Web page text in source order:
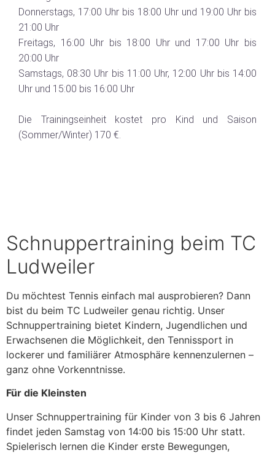
Donnerstags, 17:00 Uhr bis 18:00 Uhr und 19:00 Uhr bis
21:00 Uhr
Freitags, 16:00 Uhr bis 18:00 Uhr und 17:00 Uhr bis
20:00 Uhr
Samstags, 08:30 Uhr bis 11:00 Uhr, 12:00 Uhr bis 14:00
Uhr und 15:00 bis 16:00 Uhr
Die Trainingseinheit kostet pro Kind und Saison
(Sommer/Winter) 170 €.
Schnuppertraining beim TC
Ludweiler
Du möchtest Tennis einfach mal ausprobieren? Dann
bist du beim TC Ludweiler genau richtig. Unser
Schnuppertraining bietet Kindern, Jugendlichen und
Erwachsenen die Möglichkeit, den Tennissport in
lockerer und familiärer Atmosphäre kennenzulernen –
ganz ohne Vorkenntnisse.
Für die Kleinsten
Unser Schnuppertraining für Kinder von 3 bis 6 Jahren
findet jeden Samstag von 14:00 bis 15:00 Uhr statt.
Spielerisch lernen die Kinder erste Bewegungen,